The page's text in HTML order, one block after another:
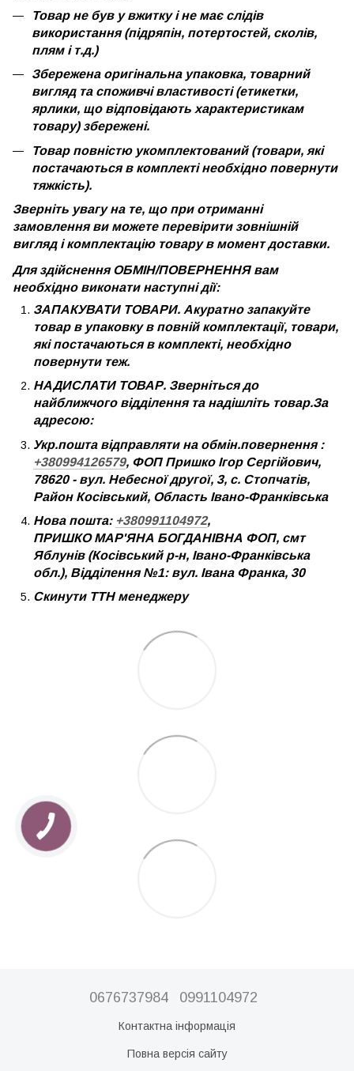
Товар не був у вжитку і не має слідів
використання (підряпін, потертостей, сколів,
плям і т.д.)
Збережена оригінальна упаковка, товарний
вигляд та споживчі властивості (етикетки,
ярлики, що відповідають характеристикам
товару) збережені.
Товар повністю укомплектований (товари, які
постачаються в комплекті необхідно повернути
тяжкість).
Зверніть увагу на те, що при отриманні
замовлення ви можете перевірити зовнішній
вигляд і комплектацію товару в момент доставки.
Для здійснення ОБМІН/ПОВЕРНЕННЯ вам
необхідно виконати наступні дії:
ЗАПАКУВАТИ ТОВАРИ. Акуратно запакуйте
товар в упаковку в повній комплектації, товари,
які постачаються в комплекті, необхідно
повернути теж.
НАДИСЛАТИ ТОВАР. Зверніться до
найближчого відділення та надішліть товар.За
адресою:
Укр.пошта відправляти на обмін.повернення :
+380994126579, ФОП Пришко Ігор Сергійович,
78620 - вул. Небесної другої, 3, с. Стопчатів,
Район Косівський, Область Івано-Франківська
Нова пошта: +380991104972,
ПРИШКО МАР'ЯНА БОГДАНІВНА ФОП, смт
Яблунів (Косівський р-н, Івано-Франківська
обл.), Відділення №1: вул. Івана Франка, 30
Скинути ТТН менеджеру
0676737984 0991104972
Контактна інформація
Повна версія сайту